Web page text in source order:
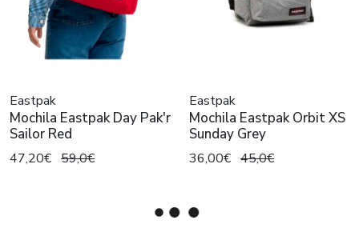
Eastpak
Mochila Eastpak Day Pak'r
Sailor Red
47,20€ 59,0€
Eastpak
Mochila Eastpak Orbit XS
Sunday Grey
36,00€ 45,0€